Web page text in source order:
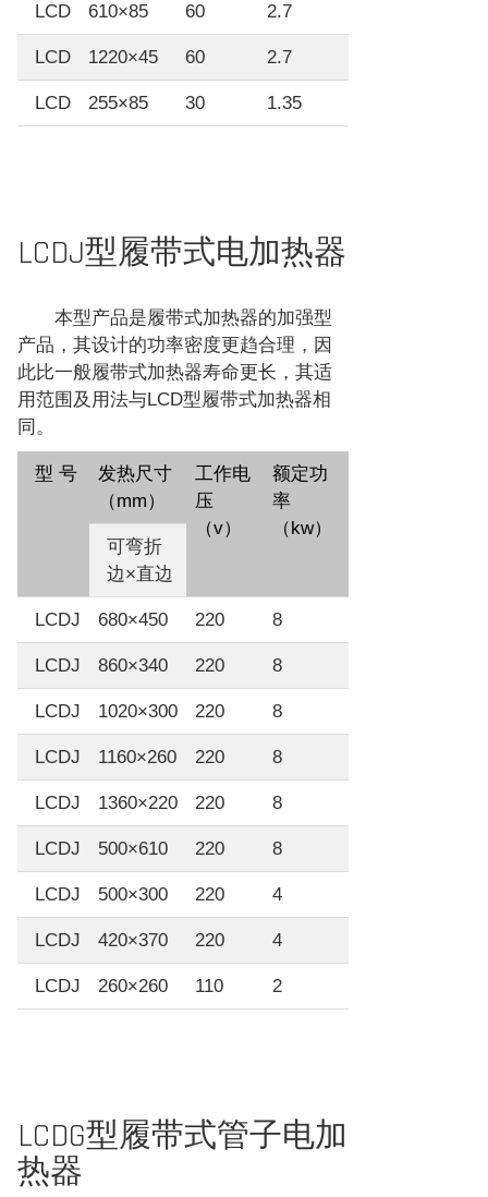
LCD 610×85 60 2.7
LCD 1220×45 60 2.7
LCD 255×85 30 1.35
LCDJ型履带式电加热器
本型产品是履带式加热器的加强型
产品，其设计的功率密度更趋合理，因
此比一般履带式加热器寿命更长，其适
用范围及用法与LCD型履带式加热器相
同。
型 号
发热尺寸
（mm）
工作电
压
（v）
额定功
率
（kw）
可弯折
边×直边
LCDJ 680×450 220 8
LCDJ 860×340 220 8
LCDJ 1020×300 220 8
LCDJ 1160×260 220 8
LCDJ 1360×220 220 8
LCDJ 500×610 220 8
LCDJ 500×300 220 4
LCDJ 420×370 220 4
LCDJ 260×260 110 2
LCDG型履带式管子电加
热器